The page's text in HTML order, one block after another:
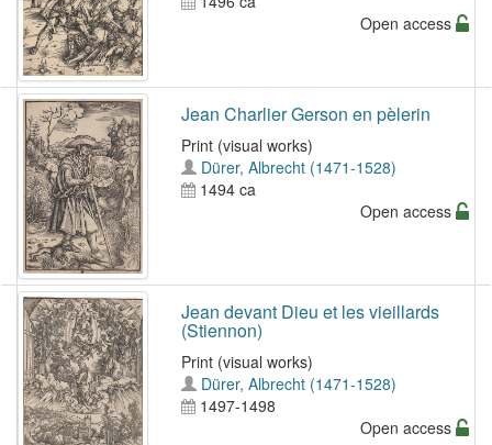
Open access
Jean Charlier Gerson en pèlerin
Print (visual works)
Dürer, Albrecht (1471-1528)
1494 ca
Open access
Jean devant Dieu et les vieillards
(Stiennon)
Print (visual works)
Dürer, Albrecht (1471-1528)
1497-1498
Open access